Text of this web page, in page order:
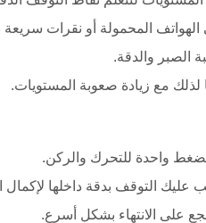
المحمولة أو نقرات سريعة
الصبر والدقة.
مع زيادة صعوبة المستويات.
بضغط واحدة للتحرك والركن.
عليك التوقف بدقة داخلها
على الانتهاء بشكل أسرع.